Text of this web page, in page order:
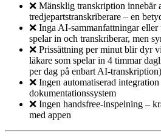
❌ Mänsklig transkription innebär
tredjepartstranskriberare – en
❌ Inga AI-sammanfattningar
spelar in och transkriberar, men
❌ Prissättning per minut blir dyr
läkare som spelar in 4 timmar
per dag på enbart AI-transkription)
❌ Ingen automatiserad
dokumentationssystem
❌ Ingen handsfree-inspelning –
med appen